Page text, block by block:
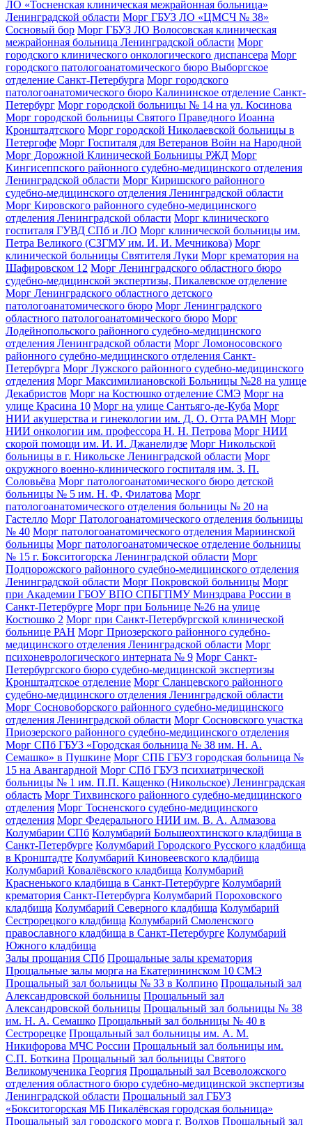
ЛО «Тосненская клиническая межрайонная больница»
Ленинградской области Морг ГБУЗ ЛО «ЦМСЧ № 38»
Сосновый бор Морг ГБУЗ ЛО Волосовская клиническая
межрайонная больница Ленинградской области Морг
городского клинического онкологического диспансера Морг
городского патологоанатомического бюро Выборгское
отделение Санкт-Петербурга Морг городского
патологоанатомического бюро Калининское отделение Санкт-
Петербург Морг городской больницы № 14 на ул. Косинова
Морг городской больницы Святого Праведного Иоанна
Кронштадтского Морг городской Николаевской больницы в
Петергофе Морг Госпиталя для Ветеранов Войн на Народной
Морг Дорожной Клинической Больницы РЖД Морг
Кингисеппского районного судебно-медицинского отделения
Ленинградской области Морг Киришского районного
судебно-медицинского отделения Ленинградской области
Морг Кировского районного судебно-медицинского
отделения Ленинградской области Морг клинического
госпиталя ГУВД СПб и ЛО Морг клинической больницы им.
Петра Великого (СЗГМУ им. И. И. Мечникова) Морг
клинической больницы Святителя Луки Морг крематория на
Шафировском 12 Морг Ленинградского областного бюро
судебно-медицинской экспертизы, Пикалевское отделение
Морг Ленинградского областного детского
патологоанатомического бюро Морг Ленинградского
областного патологоанатомического бюро Морг
Лодейнопольского районного судебно-медицинского
отделения Ленинградской области Морг Ломоносовского
районного судебно-медицинского отделения Санкт-
Петербурга Морг Лужского районного судебно-медицинского
отделения Морг Максимилиановской Больницы №28 на улице
Декабристов Морг на Костюшко отделение СМЭ Морг на
улице Красина 10 Морг на улице Сантьяго-де-Куба Морг
НИИ акушерства и гинекологии им. Д. О. Отта РАМН Морг
НИИ онкологии им. профессора Н. Н. Петрова Морг НИИ
скорой помощи им. И. И. Джанелидзе Морг Никольской
больницы в г. Никольске Ленинградской области Морг
окружного военно-клинического госпиталя им. З. П.
Соловьёва Морг патологоанатомического бюро детской
больницы № 5 им. Н. Ф. Филатова Морг
патологоанатомического отделения больницы № 20 на
Гастелло Морг Патологоанатомического отделения больницы
№ 40 Морг патологоанатомического отделения Мариинской
больницы Морг патологоанатомическое отделение больницы
№ 15 г. Бокситогорска Ленинградской области Морг
Подпорожского районного судебно-медицинского отделения
Ленинградской области Морг Покровской больницы Морг
при Академии ГБОУ ВПО СПБГПМУ Минздрава России в
Санкт-Петербурге Морг при Больнице №26 на улице
Костюшко 2 Морг при Санкт-Петербургской клинической
больнице РАН Морг Приозерского районного судебно-
медицинского отделения Ленинградской области Морг
психоневрологического интерната № 9 Морг Санкт-
Петербургского бюро судебно-медицинской экспертизы
Кронштадтское отделение Морг Сланцевского районного
судебно-медицинского отделения Ленинградской области
Морг Сосновоборского районного судебно-медицинского
отделения Ленинградской области Морг Сосновского участка
Приозерского районного судебно-медицинского отделения
Морг СПб ГБУЗ «Городская больница № 38 им. Н. А.
Семашко» в Пушкине Морг СПБ ГБУЗ городская больница №
15 на Авангардной Морг СПб ГБУЗ психиатрической
больницы № 1 им. П.П. Кащенко (Никольское) Ленинградская
область Морг Тихвинского районного судебно-медицинского
отделения Морг Тосненского судебно-медицинского
отделения Морг Федерального НИИ им. В. А. Алмазова
Колумбарии СПб Колумбарий Большеохтинского кладбища в
Санкт-Петербурге Колумбарий Городского Русского кладбища
в Кронштадте Колумбарий Киновеевского кладбища
Колумбарий Ковалёвского кладбища Колумбарий
Красненького кладбища в Санкт-Петербурге Колумбарий
крематория Cанкт-Петербурга Колумбарий Пороховского
кладбища Колумбарий Северного кладбища Колумбарий
Сестрорецкого кладбища Колумбарий Смоленского
православного кладбища в Санкт-Петербурге Колумбарий
Южного кладбища
Залы прощания СПб Прощальные залы крематория
Прощальные залы морга на Екатерининском 10 СМЭ
Прощальный зал больницы № 33 в Колпино Прощальный зал
Александровской больницы Прощальный зал
Александровской больницы Прощальный зал больницы № 38
им. Н. А. Семашко Прощальный зал больницы № 40 в
Сестрорецке Прощальный зал больницы им. А. М.
Никифорова МЧС России Прощальный зал больницы им.
С.П. Боткина Прощальный зал больницы Святого
Великомученика Георгия Прощальный зал Всеволожского
отделения областного бюро судебно-медицинской экспертизы
Ленинградской области Прощальный зал ГБУЗ
«Бокситогорская МБ Пикалёвская городская больница»
Прощальный зал городского морга г. Волхов Прощальный зал